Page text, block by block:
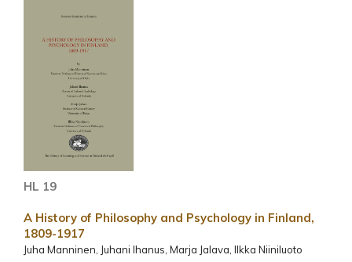
HL 19
A History of Philosophy and Psychology in Finland,
1809-1917
Juha Manninen, Juhani Ihanus, Marja Jalava, Ilkka Niiniluoto